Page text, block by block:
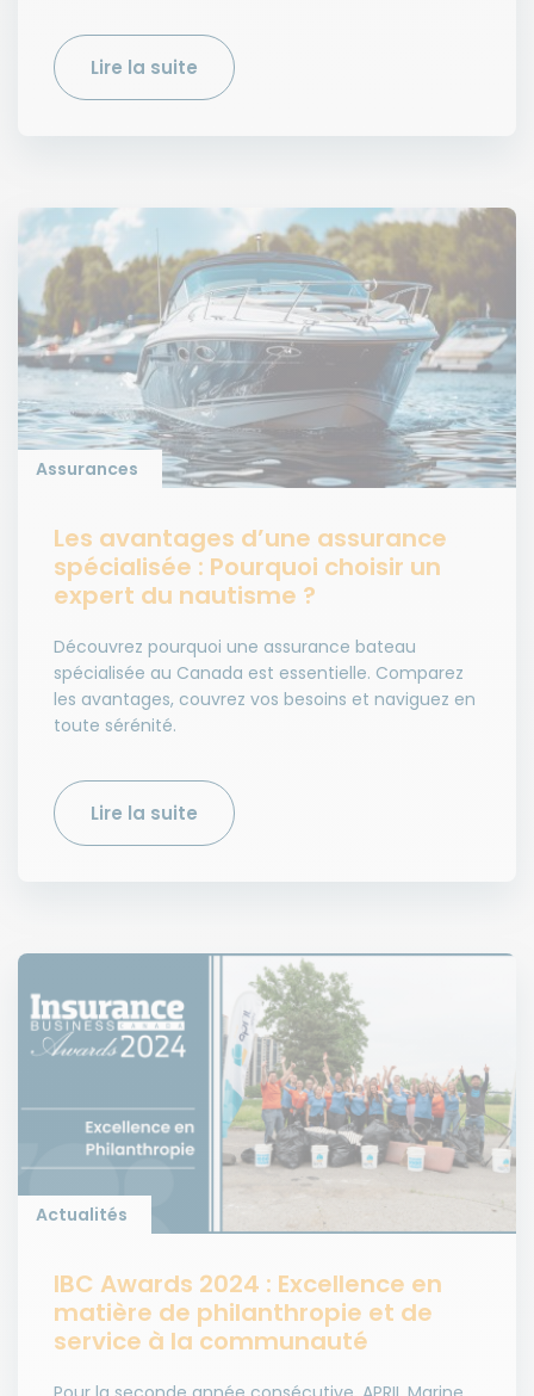
Lire la suite
Assurances
Les avantages d’une assurance
spécialisée : Pourquoi choisir un
expert du nautisme ?
Découvrez pourquoi une assurance bateau
spécialisée au Canada est essentielle. Comparez
les avantages, couvrez vos besoins et naviguez en
toute sérénité.
Lire la suite
Actualités
IBC Awards 2024 : Excellence en
matière de philanthropie et de
service à la communauté